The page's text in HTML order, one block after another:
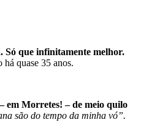
Só que infinitamente melhor.
quase 35 anos.
em Morretes! – de meio quilo
são do tempo da minha vó”.